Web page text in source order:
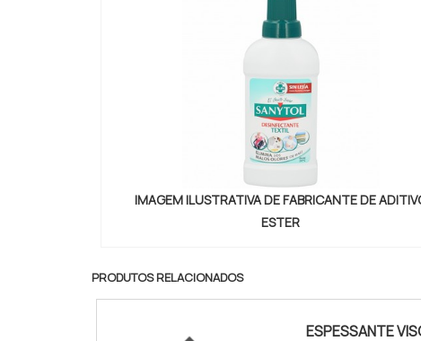
IMAGEM ILUSTRATIVA DE FABRICANTE DE
ESTER
PRODUTOS RELACIONADOS
ESPESSANTE